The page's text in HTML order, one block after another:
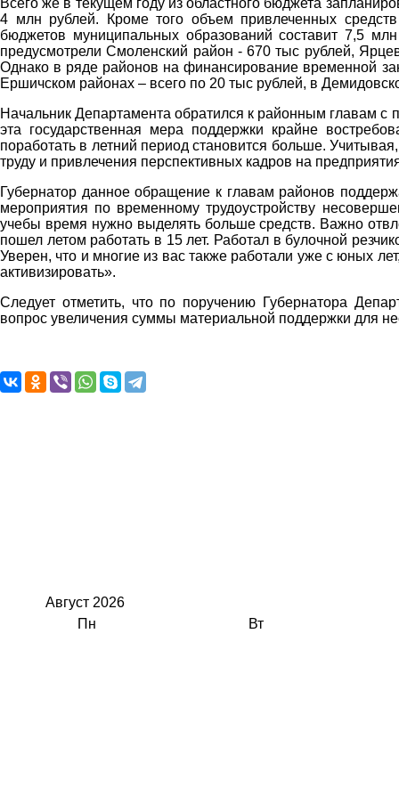
4 млн рублей. Кроме того объем привлеченных
бюджетов муниципальных образований составит 7,5
предусмотрели Смоленский район - 670 тыс рублей,
Однако в ряде районов на финансирование временной
Ершичском районах – всего по 20 тыс рублей, в
Начальник Департамента обратился к районным главам с
эта государственная мера поддержки крайне
поработать в летний период становится больше.
труду и привлечения перспективных кадров на
Губернатор данное обращение к главам районов
мероприятия по временному трудоустройству
учебы время нужно выделять больше средств. Важно
пошел летом работать в 15 лет. Работал в булочной
Уверен, что и многие из вас также работали уже с юных
активизировать».
Следует отметить, что по поручению Губернатора
вопрос увеличения суммы материальной поддержки для
Август 2026
Пн
Вт